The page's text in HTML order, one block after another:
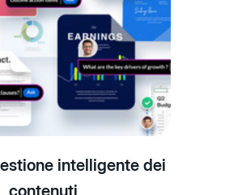
intelligente dei